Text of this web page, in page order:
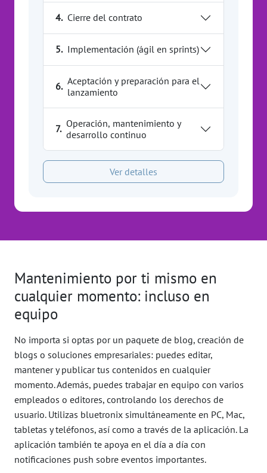
4. Cierre del contrato
5. Implementación (ágil en sprints)
6. Aceptación y preparación para el
lanzamiento
7. Operación, mantenimiento y
desarrollo continuo
Ver detalles
Mantenimiento por ti mismo en
cualquier momento: incluso en
equipo
No importa si optas por un paquete de blog, creación de
blogs o soluciones empresariales: puedes editar,
mantener y publicar tus contenidos en cualquier
momento. Además, puedes trabajar en equipo con varios
empleados o editores, controlando los derechos de
usuario. Utilizas bluetronix simultáneamente en PC, Mac,
tabletas y teléfonos, así como a través de la aplicación. La
aplicación también te apoya en el día a día con
notificaciones push sobre eventos importantes.